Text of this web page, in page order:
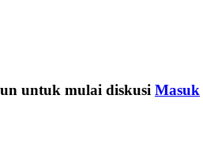
untuk mulai diskusi Masuk